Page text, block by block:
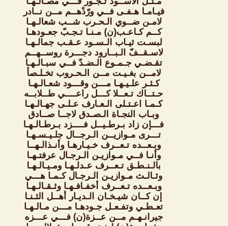
فيـامـا هـفـى فــي ورّدْهــم مــن نــادر
لامـن ضــوي الـحـرب شــب شعالـهـا
كــم كـاعـب(ن) مـنـا تـجـبّ جعـودهـا
لبسـت ثيـاب الـسـود عـقـب جمالـهـا
لاسـقــفّ الـبــارود دجـــرة روســهــم
تقـضـي جـمـوع الـضـدّ فــي سبـالـهـا
لامــن بغـيـت مــن الـحـروب تخـلـصأ
كـثـر علـيـهـا مـــن وقـــود شعـالـهـا
حـتــاك تـعــلا كـــل راعــــي طــلابــه
كـمـا اعـتـلى الـعـارف عـلـى جهـالـهـا
وبـاب النجـاة الـصـدق لاجــا صــادق
فـــإن زاد بـرطـيــل فــــزد بـرطـالـهـا
تـــرى مـوازيــن الـرجــال جلـيـسـهـا
وبـعــده تـعــرف خـيـارهـا وأنـذالـهــا
وأنـا فــي مـوازيـن الـرجـال عرفتـهـا
بالـنـطـق تـعــرف عـدلـهـا ومـيـالـهـا
وثـالـث مـوازيـن الـرجـال كـمـا هـــي
وبـعــده تـعــرف أخفـافـهـا وثـقـالـهـا
إن كــان شيـخـان الـديـار أهــل الثـنـا
تعـطـي وتفـعـل جـودهـا مـــن مـالـهـا
جيرانـهـم مــن عــزة(ن) فـــي عـــزه